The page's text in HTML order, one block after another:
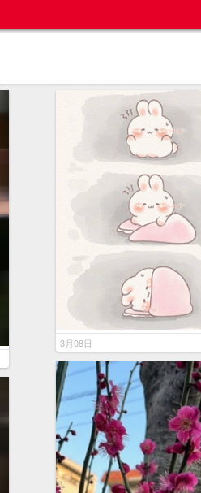
3月08日